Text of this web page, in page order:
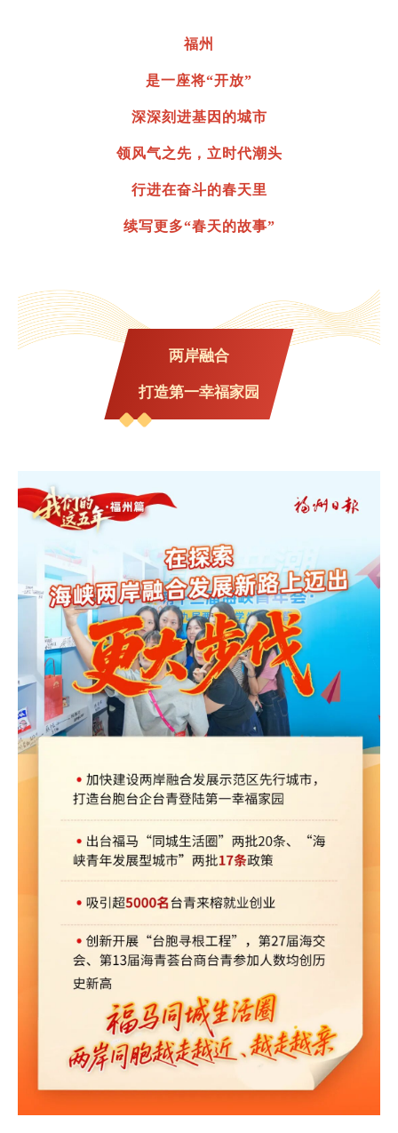
福州
是一座将“开放”
深深刻进基因的城市
领风气之先，立时代潮头
行进在奋斗的春天里
续写更多“春天的故事”
两岸融合
打造第一幸福家园